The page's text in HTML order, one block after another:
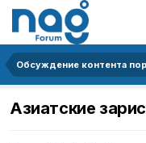
Обсуждение контента
Азиатские